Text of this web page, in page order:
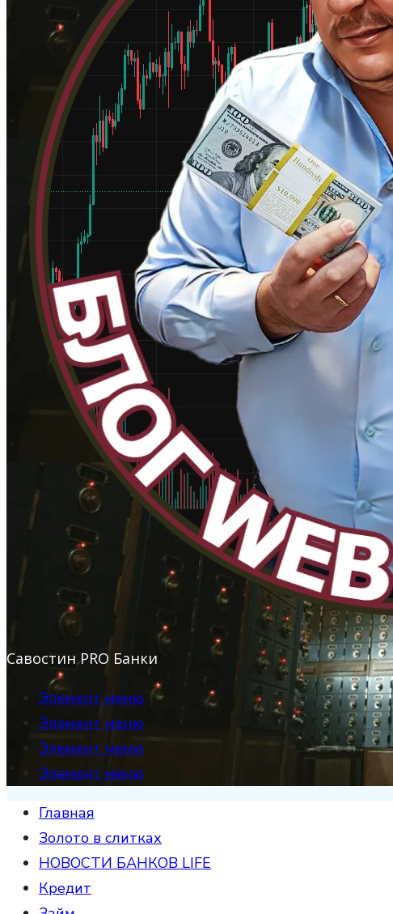
Савостин PRO Банки
Элемент меню
Элемент меню
Элемент меню
Элемент меню
Главная
Золото в слитках
НОВОСТИ БАНКОВ LIFE
Кредит